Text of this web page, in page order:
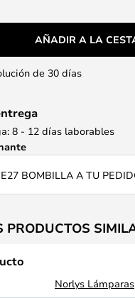
AÑADIR A LA
de 30 días
8 - 12 días laborables
BOMBILLA A TU
PRODUCTOS
Norlys Lámparas